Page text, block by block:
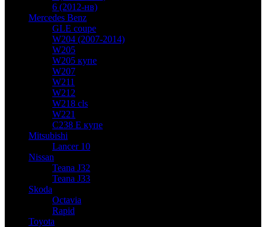
6 (2012-нв)
Mercedes Benz
GLE coupe
W204 (2007-2014)
W205
W205 купе
W207
W211
W212
W218 cls
W221
C238 E купе
Mitsubishi
Lancer 10
Nissan
Teana J32
Teana J33
Skoda
Octavia
Rapid
Toyota